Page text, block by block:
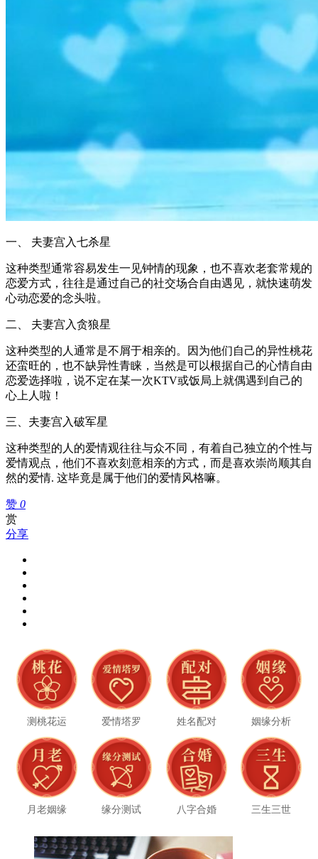
一、 夫妻宫入七杀星
这种类型通常容易发生一见钟情的现象，也不喜欢老套常规的
恋爱方式，往往是通过自己的社交场合自由遇见，就快速萌发
心动恋爱的念头啦。
二、 夫妻宫入贪狼星
这种类型的人通常是不屑于相亲的。因为他们自己的异性桃花
还蛮旺的，也不缺异性青睐，当然是可以根据自己的心情自由
恋爱选择啦，说不定在某一次KTV或饭局上就偶遇到自己的
心上人啦！
三、夫妻宫入破军星
这种类型的人的爱情观往往与众不同，有着自己独立的个性与
爱情观点，他们不喜欢刻意相亲的方式，而是喜欢崇尚顺其自
然的爱情. 这毕竟是属于他们的爱情风格嘛。
赞 0
赏
分享
测桃花运 爱情塔罗 姓名配对 姻缘分析
月老姻缘 缘分测试 八字合婚 三生三世